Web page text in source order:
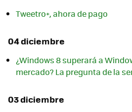
Tweetro+, ahora de pago
04 diciembre
¿Windows 8 superará a
mercado? La pregunta de la
03 diciembre